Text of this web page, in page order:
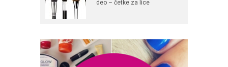
deo – četke za lice